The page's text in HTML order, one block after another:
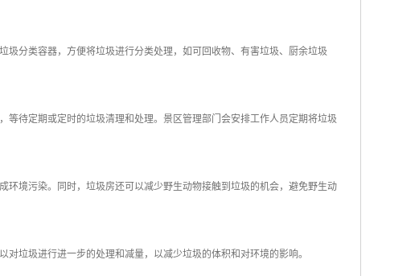
分类容器，方便将垃圾进行分类处理，如可回收物、有害垃圾、厨余垃圾
待定期或定时的垃圾清理和处理。景区管理部门会安排工作人员定期将垃圾
境污染。同时，垃圾房还可以减少野生动物接触到垃圾的机会，避免野生动
垃圾进行进一步的处理和减量，以减少垃圾的体积和对环境的影响。